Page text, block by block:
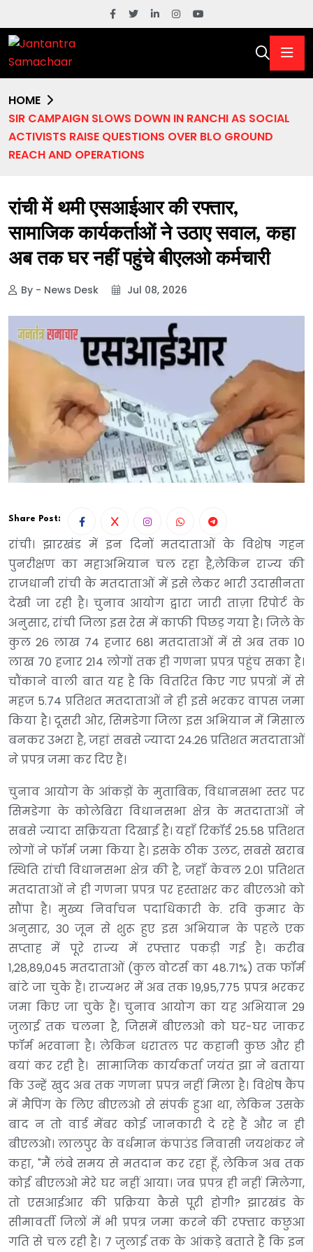
HOME
SIR CAMPAIGN SLOWS DOWN IN RANCHI AS SOCIAL
ACTIVISTS RAISE QUESTIONS OVER BLO GROUND
REACH AND OPERATIONS
रांची में थमी एसआईआर की रफ्तार,
सामाजिक कार्यकर्ताओं ने उठाए सवाल, कहा
अब तक घर नहीं पहुंचे बीएलओ कर्मचारी
By - News Desk Jul 08, 2026
Share Post:
रांची। झारखंड में इन दिनों मतदाताओं के विशेष गहन
पुनरीक्षण का महाअभियान चल रहा है,लेकिन राज्य की
राजधानी रांची के मतदाताओं में इसे लेकर भारी उदासीनता
देखी जा रही है। चुनाव आयोग द्वारा जारी ताज़ा रिपोर्ट के
अनुसार, रांची जिला इस रेस में काफी पिछड़ गया है। जिले के
कुल 26 लाख 74 हजार 681 मतदाताओं में से अब तक 10
लाख 70 हजार 214 लोगों तक ही गणना प्रपत्र पहुंच सका है।
चौंकाने वाली बात यह है कि वितरित किए गए प्रपत्रों में से
महज 5.74 प्रतिशत मतदाताओं ने ही इसे भरकर वापस जमा
किया है। दूसरी ओर, सिमडेगा जिला इस अभियान में मिसाल
बनकर उभरा है, जहां सबसे ज्यादा 24.26 प्रतिशत मतदाताओं
ने प्रपत्र जमा कर दिए हैं।
चुनाव आयोग के आंकड़ों के मुताबिक, विधानसभा स्तर पर
सिमडेगा के कोलेबिरा विधानसभा क्षेत्र के मतदाताओं ने
सबसे ज्यादा सक्रियता दिखाई है। यहाँ रिकॉर्ड 25.58 प्रतिशत
लोगों ने फॉर्म जमा किया है। इसके ठीक उलट, सबसे खराब
स्थिति रांची विधानसभा क्षेत्र की है, जहाँ केवल 2.01 प्रतिशत
मतदाताओं ने ही गणना प्रपत्र पर हस्ताक्षर कर बीएलओ को
सौंपा है। मुख्य निर्वाचन पदाधिकारी के. रवि कुमार के
अनुसार, 30 जून से शुरू हुए इस अभियान के पहले एक
सप्ताह में पूरे राज्य में रफ्तार पकड़ी गई है। करीब
1,28,89,045 मतदाताओं (कुल वोटर्स का 48.71%) तक फॉर्म
बांटे जा चुके हैं। राज्यभर में अब तक 19,95,775 प्रपत्र भरकर
जमा किए जा चुके हैं। चुनाव आयोग का यह अभियान 29
जुलाई तक चलना है, जिसमें बीएलओ को घर-घर जाकर
फॉर्म भरवाना है। लेकिन धरातल पर कहानी कुछ और ही
बयां कर रही है। सामाजिक कार्यकर्ता जयंत झा ने बताया
कि उन्हें खुद अब तक गणना प्रपत्र नहीं मिला है। विशेष कैंप
में मैपिंग के लिए बीएलओ से संपर्क हुआ था, लेकिन उसके
बाद न तो वार्ड मेंबर कोई जानकारी दे रहे हैं और न ही
बीएलओ। लालपुर के वर्धमान कंपाउंड निवासी जयशंकर ने
कहा, "मैं लंबे समय से मतदान कर रहा हूँ, लेकिन अब तक
कोई बीएलओ मेरे घर नहीं आया। जब प्रपत्र ही नहीं मिलेगा,
तो एसआईआर की प्रक्रिया कैसे पूरी होगी? झारखंड के
सीमावर्ती जिलों में भी प्रपत्र जमा करने की रफ्तार कछुआ
गति से चल रही है। 7 जुलाई तक के आंकड़े बताते हैं कि इन